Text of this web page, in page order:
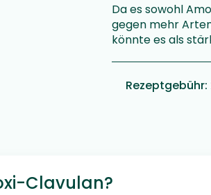
Da es sowohl
gegen mehr
könnte es als
Rezeptgebühr:
Clavulan?